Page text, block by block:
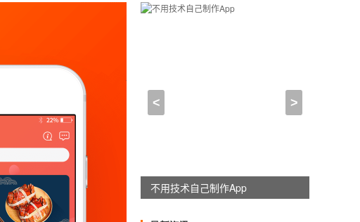
2021-05-04 17:00:00
电子竞技也走上了亚运会的舞台，电子
< >
不用技术自己制作App